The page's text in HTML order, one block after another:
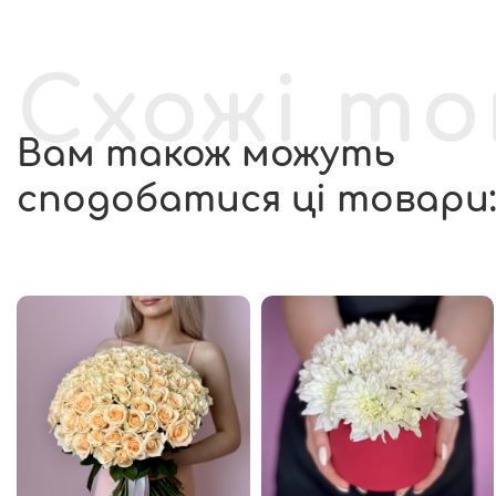
Схожі
Вам також можуть
сподобатися ці товари: